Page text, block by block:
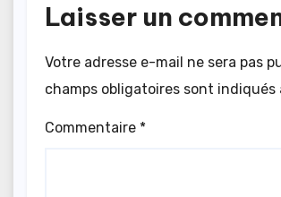
Laisser un
Votre adresse e-mail ne sera pas
champs obligatoires sont indiqués
Commentaire *